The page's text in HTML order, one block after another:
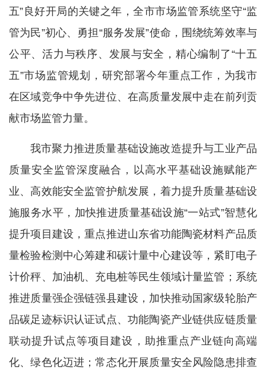
五”良好开局的关键之年，全市市场监管系统坚守“监
管为民”初心、勇担“服务发展”使命，围绕统筹效率与
公平、活力与秩序、发展与安全，精心编制了“十五
五”市场监管规划，研究部署今年重点工作，为我市
在区域竞争中争先进位、在高质量发展中走在前列贡
献市场监管力量。
我市聚力推进质量基础设施改造提升与工业产品
质量安全监管深度融合，以高水平基础设施赋能产
业、高效能安全监管护航发展，着力提升质量基础设
施服务水平，加快推进质量基础设施“一站式”智慧化
提升项目建设，重点推进山东省功能陶瓷材料产品质
量检验检测中心筹建和碳计量中心建设等，紧盯电子
计价秤、加油机、充电桩等民生领域计量监管；系统
推进质量强企强链强县建设，加快推动国家级轮胎产
品碳足迹标识认证试点、功能陶瓷产业链供应链质量
联动提升试点等项目建设，助推重点产业链向高端
化、绿色化迈进；常态化开展质量安全风险隐患排查